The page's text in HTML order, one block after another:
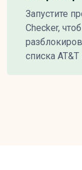
Запустите
Checker,
списка